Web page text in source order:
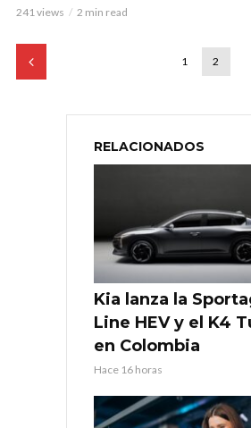
241 views 2 min read
1 2
RELACIONADOS
Kia lanza la
Line HEV y el K4
en Colombia
Hace 16 horas